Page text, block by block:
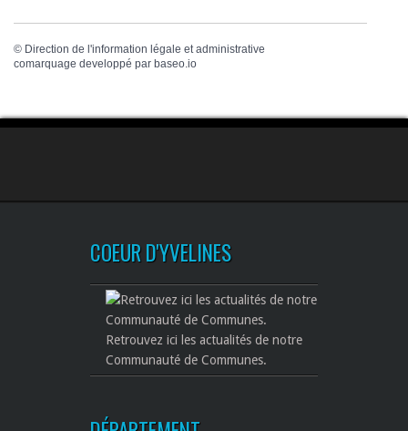
© Direction de l'information légale et administrative
comarquage developpé par baseo.io
COEUR D'YVELINES
Retrouvez ici les actualités de notre
Communauté de Communes.